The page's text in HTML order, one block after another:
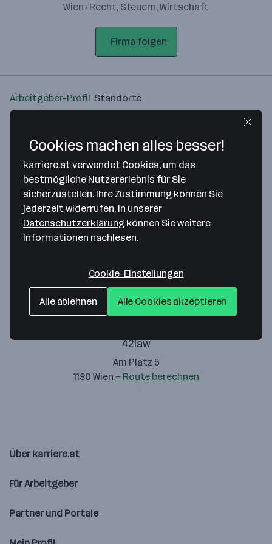
Wien · Recht, Steuern, Wirtschaft
Firma folgen
Arbeitgeber-Profil Standorte
Bitte stimme unseren Cookie-
Richtlinien zu, um diese Karte
anzuzeigen.
42law
Am Platz 5
1130 Wien — Route berechnen
Über karriere.at
Für Arbeitgeber
Partner und Portale
Cookies machen alles besser!
karriere.at verwendet Cookies, um das
bestmögliche Nutzererlebnis für Sie
sicherzustellen. Ihre Zustimmung können Sie
jederzeitwiderrufen. In unserer
Datenschutzerklärung können Sie weitere
Informationen nachlesen.
Cookie-Einstellungen
Alle ablehnen Alle Cookies akzeptieren